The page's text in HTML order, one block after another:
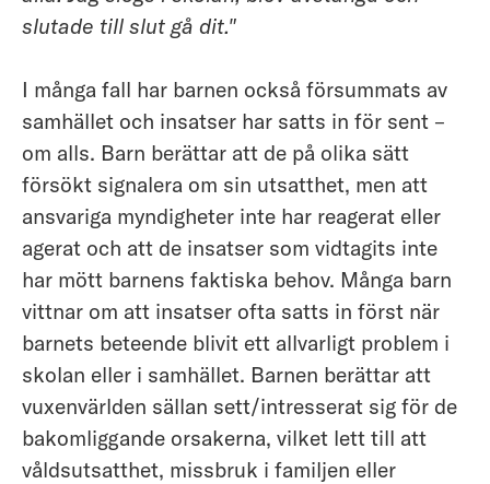
slutade till slut gå dit."
I många fall har barnen också försummats av
samhället och insatser har satts in för sent –
om alls. Barn berättar att de på olika sätt
försökt signalera om sin utsatthet, men att
ansvariga myndigheter inte har reagerat eller
agerat och att de insatser som vidtagits inte
har mött barnens faktiska behov. Många barn
vittnar om att insatser ofta satts in först när
barnets beteende blivit ett allvarligt problem i
skolan eller i samhället. Barnen berättar att
vuxenvärlden sällan sett/intresserat sig för de
bakomliggande orsakerna, vilket lett till att
våldsutsatthet, missbruk i familjen eller